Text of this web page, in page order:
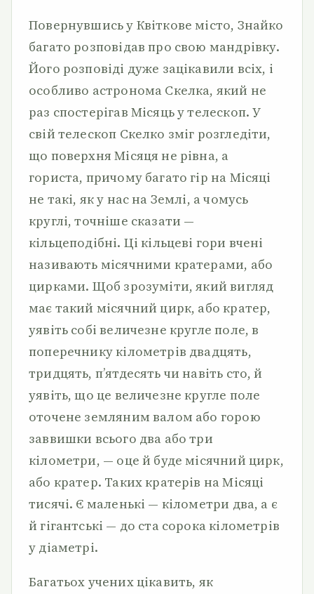
Повернувшись у Квіткове місто, Знайко
багато розповідав про свою мандрівку.
Його розповіді дуже зацікавили всіх, і
особливо астронома Скелка, який не
раз спостерігав Місяць у телескоп. У
свій телескоп Скелко зміг розгледіти,
що поверхня Місяця не рівна, а
гориста, причому багато гір на Місяці
не такі, як у нас на Землі, а чомусь
круглі, точніше сказати —
кільцеподібні. Ці кільцеві гори вчені
називають місячними кратерами, або
цирками. Щоб зрозуміти, який вигляд
має такий місячний цирк, або кратер,
уявіть собі величезне кругле поле, в
поперечнику кілометрів двадцять,
тридцять, п’ятдесять чи навіть сто, й
уявіть, що це величезне кругле поле
оточене земляним валом або горою
заввишки всього два або три
кілометри, — оце й буде місячний цирк,
або кратер. Таких кратерів на Місяці
тисячі. Є маленькі — кілометри два, а є
й гігантські — до ста сорока кілометрів
у діаметрі.
Багатьох учених цікавить, як